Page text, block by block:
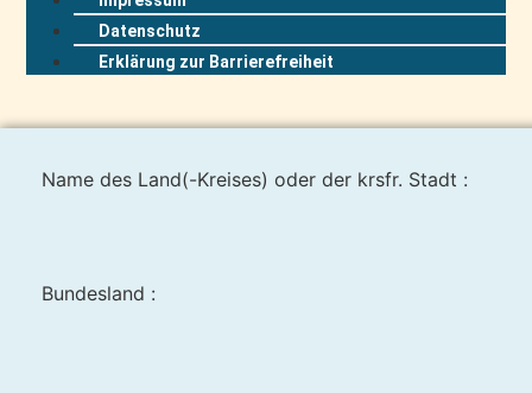
Datenschutz
Erklärung zur Barrierefreiheit
Name des Land(-Kreises) oder der krsfr. Stadt :
Bundesland :